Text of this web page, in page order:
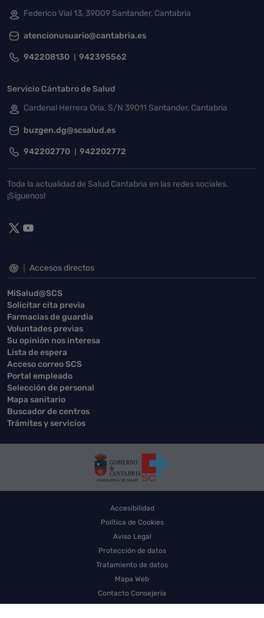
Federico Vial 13, 39009 Santander, Cantabria
atencionusuario@cantabria.es
942208130 942395562
Servicio Cántabro de Salud
Cardenal Herrera Oria, S/N 39011 Santander, Cantabria
buzgen.dg@scsalud.es
942202770 942202772
Toda la actualidad de Salud Cantabria en las redes sociales.
¡Síguenos!
Accesos directos
MiSalud@SCS
Solicitar cita previa
Farmacias de guardia
Voluntades previas
Su opinión nos interesa
Lista de espera
Acceso correo SCS
Portal empleado
Selección de personal
Mapa sanitario
Buscador de centros
Trámites y servicios
Accesibilidad
Política de Cookies
Aviso Legal
Protección de datos
Tratamiento de datos
Mapa Web
Contacto Consejería